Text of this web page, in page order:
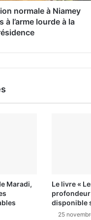
normale à Niamey
à l’arme lourde à la
Maradi,
Le livre «
disponible
25